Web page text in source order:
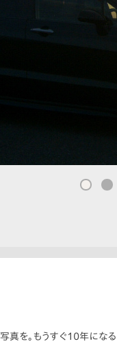
真を。もうすぐ10年にな